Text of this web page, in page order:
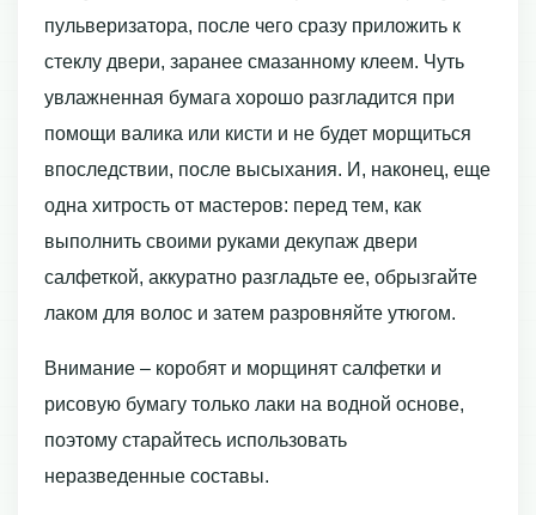
пульверизатора, после чего сразу приложить к
стеклу двери, заранее смазанному клеем. Чуть
увлажненная бумага хорошо разгладится при
помощи валика или кисти и не будет морщиться
впоследствии, после высыхания. И, наконец, еще
одна хитрость от мастеров: перед тем, как
выполнить своими руками декупаж двери
салфеткой, аккуратно разгладьте ее, обрызгайте
лаком для волос и затем разровняйте утюгом.
Внимание – коробят и морщинят салфетки и
рисовую бумагу только лаки на водной основе,
поэтому старайтесь использовать
неразведенные составы.